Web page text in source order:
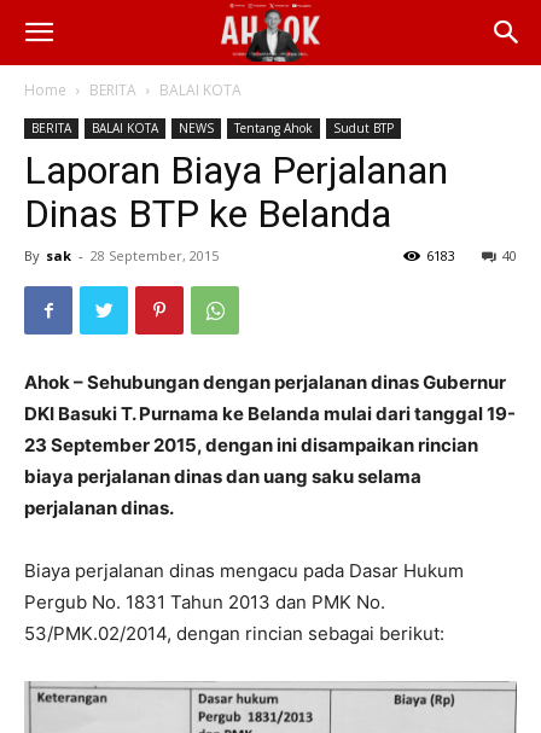
Home BERITA BALAI KOTA
BERITA BALAI KOTA NEWS Tentang Ahok Sudut BTP
Laporan Biaya Perjalanan
Dinas BTP ke Belanda
By sak - 28 September, 2015 40
6183
Ahok – Sehubungan dengan perjalanan dinas Gubernur
DKI Basuki T. Purnama ke Belanda mulai dari tanggal 19-
23 September 2015, dengan ini disampaikan rincian
biaya perjalanan dinas dan uang saku selama
perjalanan dinas.
Biaya perjalanan dinas mengacu pada Dasar Hukum
Pergub No. 1831 Tahun 2013 dan PMK No.
53/PMK.02/2014, dengan rincian sebagai berikut: